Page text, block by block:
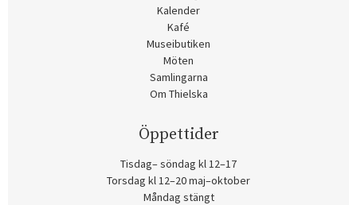
Kalender
Kafé
Museibutiken
Möten
Samlingarna
Om Thielska
Öppettider
Tisdag– söndag kl 12–17
Torsdag kl 12–20 maj–oktober
Måndag stängt